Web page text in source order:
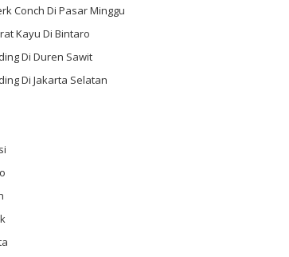
Conch Di Pasar Minggu
Kayu Di Bintaro
Di Duren Sawit
Di Jakarta Selatan